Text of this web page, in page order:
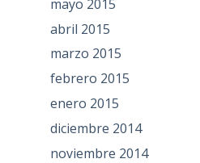
mayo 2015
abril 2015
marzo 2015
febrero 2015
enero 2015
diciembre 2014
noviembre 2014